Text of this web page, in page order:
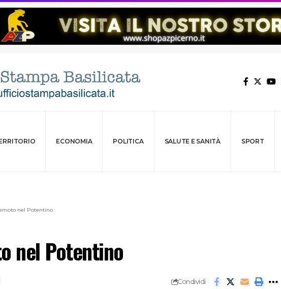
ECONOMIA POLITICA SALUTE E SANITÀ SPORT
nel Potentino
nel Potentino
Condividi